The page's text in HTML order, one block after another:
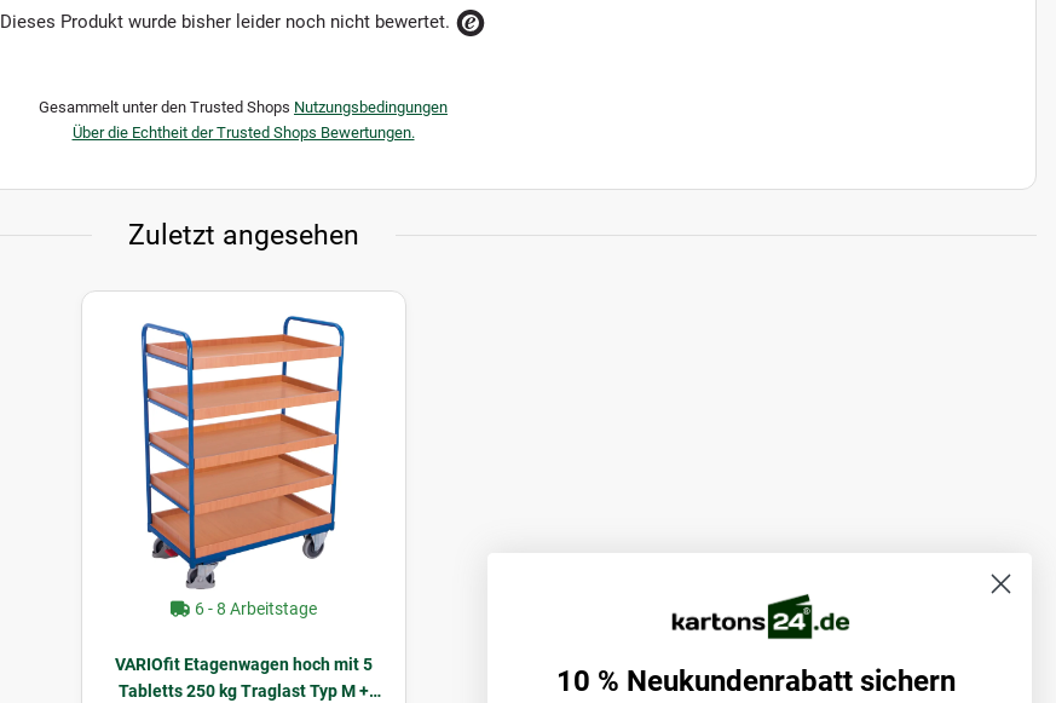
Dieses Produkt wurde bisher leider noch nicht bewertet.
Gesammelt unter den Trusted Shops Nutzungsbedingungen
Über die Echtheit der Trusted Shops Bewertungen.
Zuletzt angesehen
6 - 8 Arbeitstage
VARIOfit Etagenwagen hoch mit 5
Tabletts 250 kg Traglast Typ M +
10 % Neukundenrabatt sichern